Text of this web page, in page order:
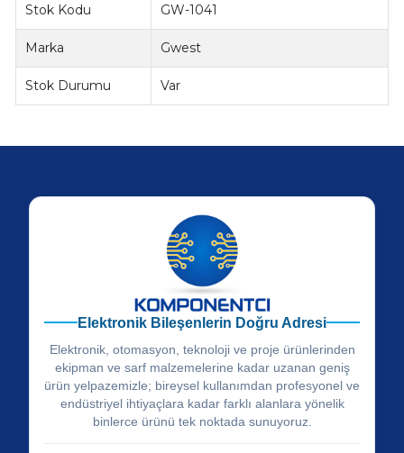
Stok Kodu GW-1041
Marka Gwest
Stok Durumu Var
Elektronik Bileşenlerin Doğru Adresi
Elektronik, otomasyon, teknoloji ve proje ürünlerinden
ekipman ve sarf malzemelerine kadar uzanan geniş
ürün yelpazemizle; bireysel kullanımdan profesyonel ve
endüstriyel ihtiyaçlara kadar farklı alanlara yönelik
binlerce ürünü tek noktada sunuyoruz.